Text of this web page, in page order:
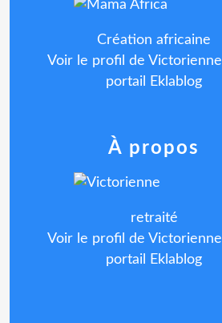
Création africaine
Voir le profil de Victorienne
portail Eklablog
À propos
retraité
Voir le profil de Victorienne
portail Eklablog